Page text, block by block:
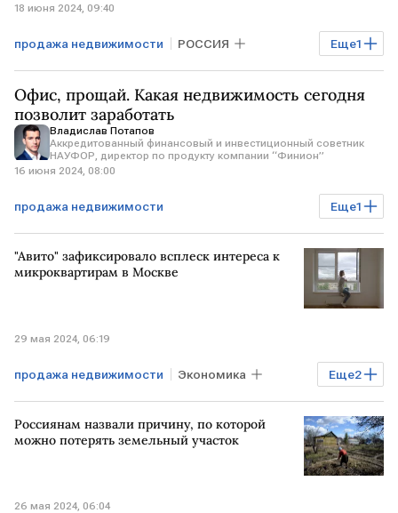
18 июня 2024, 09:40
Еще1
продажа недвижимости РОССИЯ
рынок жилья
Офис, прощай. Какая недвижимость сегодня
позволит заработать
Владислав Потапов
Аккредитованный финансовый и инвестиционный советник
НАУФОР, директор по продукту компании “Финион”
16 июня 2024, 08:00
Еще1
продажа недвижимости
Мнения аналитиков Недвижимость
"Авито" зафиксировало всплеск интереса к
микроквартирам в Москве
29 мая 2024, 06:19
Еще2
продажа недвижимости Экономика
квартиры МОСКВА
Россиянам назвали причину, по которой
можно потерять земельный участок
26 мая 2024, 06:04